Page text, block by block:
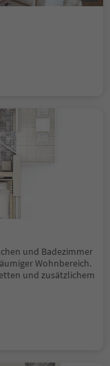
und Badezimmer
Wohnbereich.
und zusätzlichem